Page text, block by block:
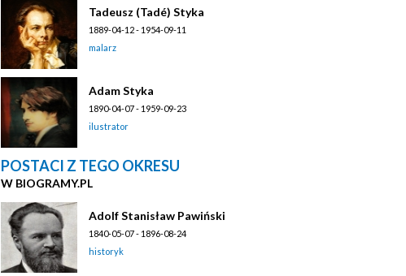
Tadeusz (Tadé) Styka
1889-04-12 - 1954-09-11
malarz
Adam Styka
1890-04-07 - 1959-09-23
ilustrator
POSTACI Z TEGO OKRESU
W BIOGRAMY.PL
Adolf Stanisław Pawiński
1840-05-07 - 1896-08-24
historyk